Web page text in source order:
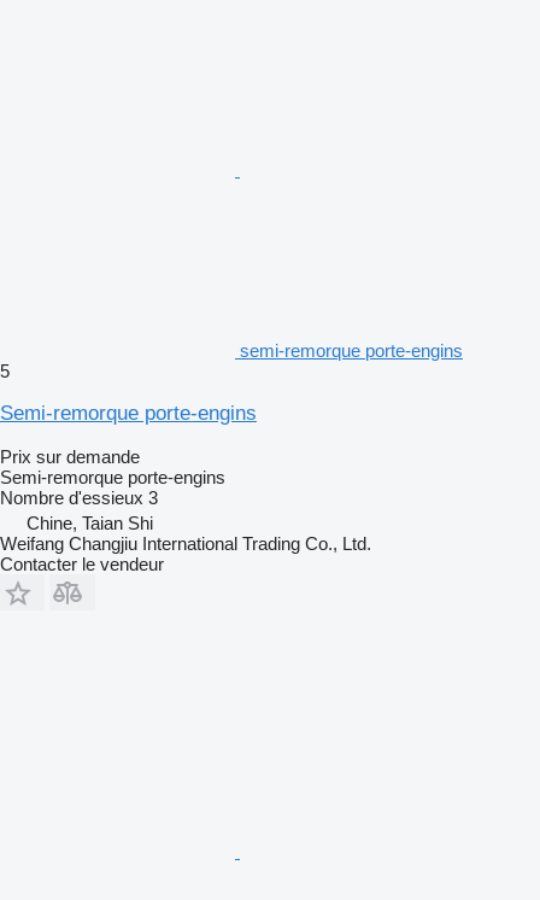
semi-remorque porte-engins
5
Semi-remorque porte-engins
Prix sur demande
Semi-remorque porte-engins
Nombre d'essieux 3
Chine, Taian Shi
Weifang Changjiu International Trading Co., Ltd.
Contacter le vendeur